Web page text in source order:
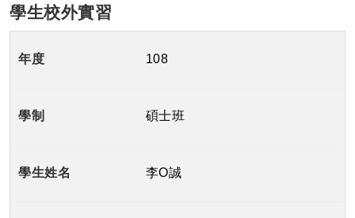
學生校外實習
108
碩士班
李O誠